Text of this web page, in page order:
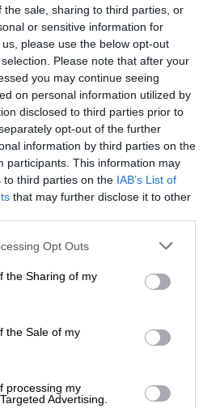
the sale, sharing to third parties, or
or sensitive information for
please use the below opt-out
Please note that after your
you may continue seeing
on personal information utilized by
disclosed to third parties prior to
opt-out of the further
information by third parties on the
participants. This information may
to third parties on the IAB’s List of
that may further disclose it to other
Opt Outs
the Sharing of my
the Sale of my
processing my
Advertising.
konfiguracji.
modele
Rack:
R250- wydajny, niewielki
w szafie serwerowej na
i specjalistycznych
R350- wydajny,
klasy podstawowej do
serwerowej z lepszymi opcjami
R550-zaprojektowany z
wszechstronności. Serwer
obsługi poczty
1 x 16 GB
SSD - wymiana podczas
pracy - 2.5"
1 x 480 GB
SATA 6Gb/s
1 DWPD, Read Intensive,
format zaawansowany 512
masowej